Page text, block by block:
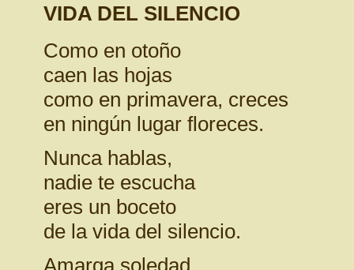
VIDA DEL SILENCIO
Como en otoño
caen las hojas
como en primavera, creces
en ningún lugar floreces.
Nunca hablas,
nadie te escucha
eres un boceto
de la vida del silencio.
Amarga soledad